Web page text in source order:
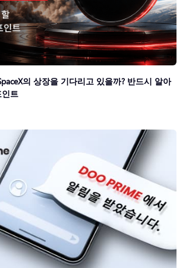
의 상장을 기다리고 있을까? 반드시 알아
트